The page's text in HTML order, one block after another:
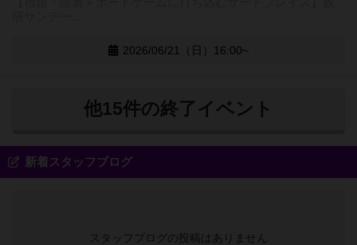
2026/06/21（日）16:00~
他15件の終了イベント
新着スタッフブログ
スタッフブログの投稿はありません